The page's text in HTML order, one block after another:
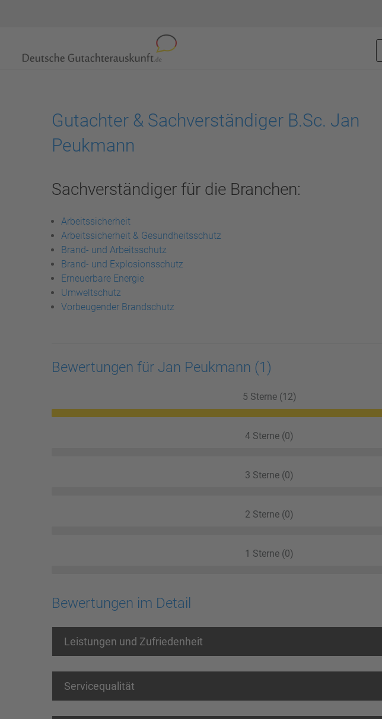
Gutachter & Sachverständiger B.Sc. Jan
Peukmann
Sachverständiger für die Branchen:
Arbeitssicherheit
Arbeitssicherheit & Gesundheitsschutz
Brand- und Arbeitsschutz
Brand- und Explosionsschutz
Erneuerbare Energie
Umweltschutz
Vorbeugender Brandschutz
Bewertungen für Jan Peukmann (1)
5 Sterne (12)
4 Sterne (0)
3 Sterne (0)
2 Sterne (0)
1 Sterne (0)
Bewertungen im Detail
Leistungen und Zufriedenheit
Servicequalität